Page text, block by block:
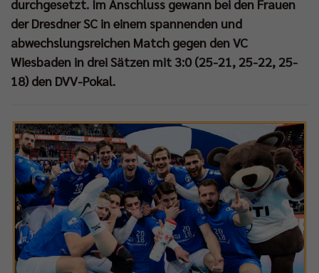
durchgesetzt. Im Anschluss gewann bei den Frauen
der Dresdner SC in einem spannenden und
abwechslungsreichen Match gegen den VC
Wiesbaden in drei Sätzen mit 3:0 (25-21, 25-22, 25-
18) den DVV-Pokal.